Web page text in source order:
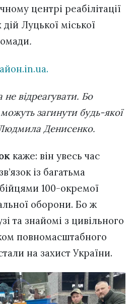
центрі реабілітації
Луцької міської
.
відреагувати. Бо
загинути будь-якої
Денисенко.
каже: він увесь час
із багатьма
100-окремої
оборони. Бо ж
та знайомі з цивільного
повномасштабного
на захист України.